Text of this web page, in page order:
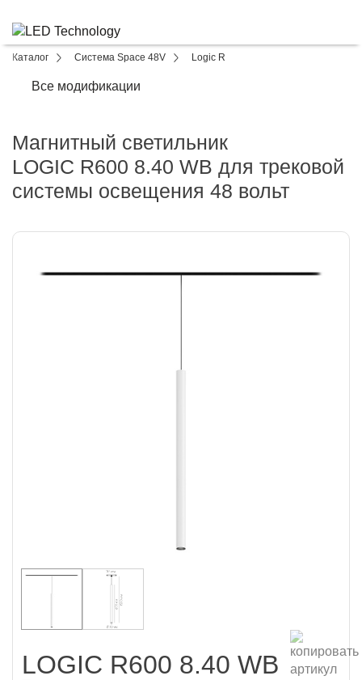
Каталог Система Space 48V Logic R
Все модификации
Магнитный светильник
LOGIC R600 8.40 WB для трековой
системы освещения 48 вольт
LOGIC R600 8.40 WB